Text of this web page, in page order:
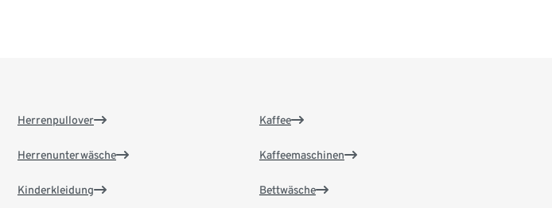
Herrenpullover
Herrenunterwäsche
Kinderkleidung
Kaffee
Kaffeemaschinen
Bettwäsche